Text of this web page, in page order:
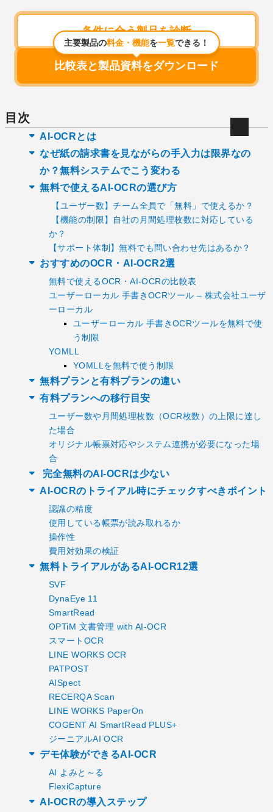
条件に合う製品を診断
主要製品の料金・機能を一覧できる！
比較表と製品資料をダウンロード
目次
AI-OCRとは
なぜ紙の請求書を見ながらの手入力は限界なの
か？無料システムでこう変わる
無料で使えるAI-OCRの選び方
【ユーザー数】チーム全員で「無料」で使えるか？
【機能の制限】自社の月間処理枚数に対応している
か？
【サポート体制】無料でも問い合わせ先はあるか？
おすすめのOCR・AI-OCR2選
無料で使えるOCR・AI-OCRの比較表
ユーザーローカル 手書きOCRツール – 株式会社ユーザ
ーローカル
ユーザーローカル 手書きOCRツールを無料で使
う制限
YOMLL
YOMLLを無料で使う制限
無料プランと有料プランの違い
有料プランへの移行目安
ユーザー数や月間処理枚数（OCR枚数）の上限に達し
た場合
オリジナル帳票対応やシステム連携が必要になった場
合
完全無料のAI-OCRは少ない
AI-OCRのトライアル時にチェックすべきポイント
認識の精度
使用している帳票が読み取れるか
操作性
費用対効果の検証
無料トライアルがあるAI-OCR12選
SVF
DynaEye 11
SmartRead
OPTiM 文書管理 with AI-OCR
スマートOCR
LINE WORKS OCR
PATPOST
AISpect
RECERQA Scan
LINE WORKS PaperOn
COGENT AI SmartRead PLUS+
ジーニアルAI OCR
デモ体験ができるAI-OCR
AI よみと～る
FlexiCapture
AI-OCRの導入ステップ